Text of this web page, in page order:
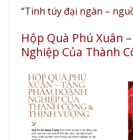
“Tinh túy đại ngàn –
Hộp Quà Phú Xuân
Nghiệp Của Thành